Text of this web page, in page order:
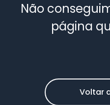
Não
página
Voltar